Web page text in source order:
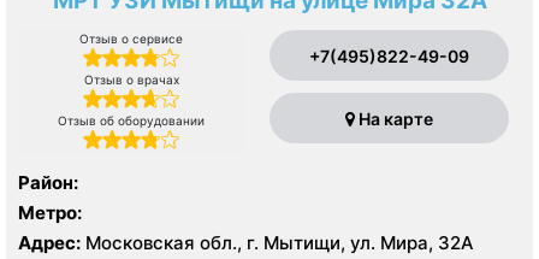
Отзыв о сервисе
Отзыв о врачах
Отзыв об оборудовании
+7(495)822-49-09
На карте
Район:
Метро:
Адрес: Московская обл., г. Мытищи, ул. Мира, 32А